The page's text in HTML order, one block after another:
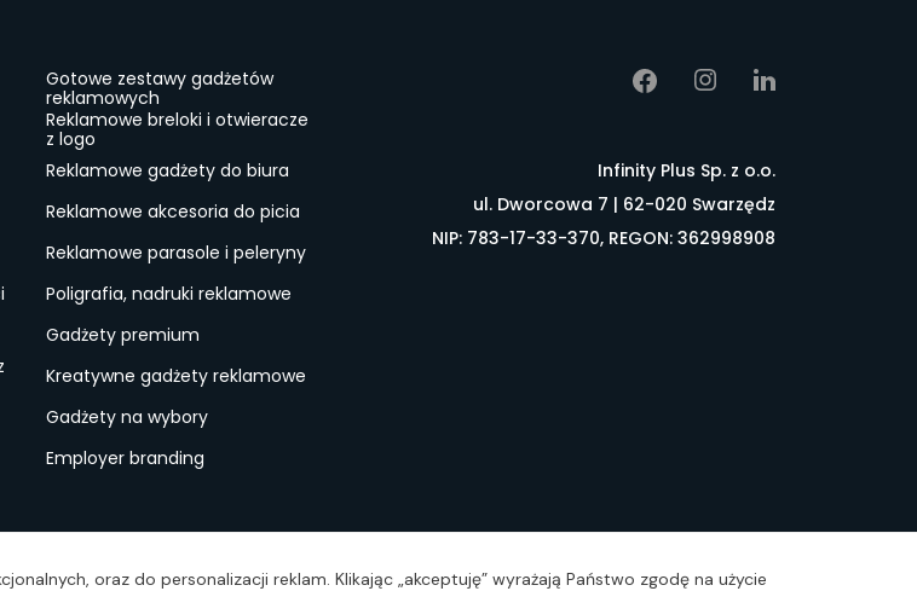
Gotowe zestawy gadżetów
reklamowych
Reklamowe breloki i otwieracze
z logo
Reklamowe gadżety do biura
Reklamowe akcesoria do picia
Reklamowe parasole i peleryny
Poligrafia, nadruki reklamowe
Gadżety premium
Kreatywne gadżety reklamowe
Gadżety na wybory
Employer branding
Infinity Plus Sp. z o.o.
ul. Dworcowa 7 | 62-020 Swarzędz
NIP: 783-17-33-370, REGON: 362998908
oraz do personalizacji reklam. Klikając „akceptuję” wyrażają Państwo zgodę na użycie